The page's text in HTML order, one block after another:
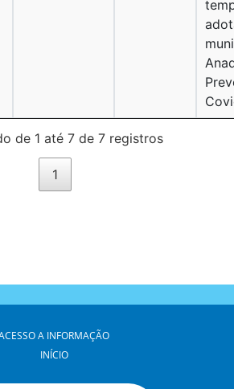
de 1 até 7 de 7 registros
1
A INFORMAÇÃO
INÍCIO